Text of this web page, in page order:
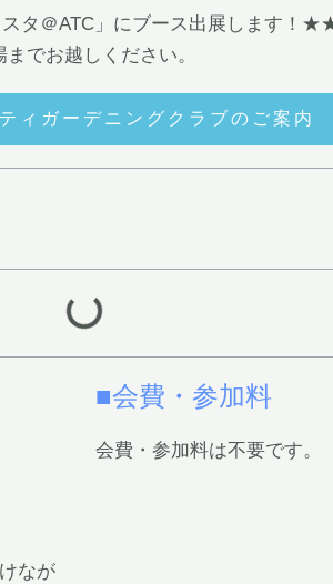
タ＠ATC」にブース出展します！
でお越しください。
ィガーデニングクラブのご案内
■会費・参加料
なが
会費・参加料は不要です。